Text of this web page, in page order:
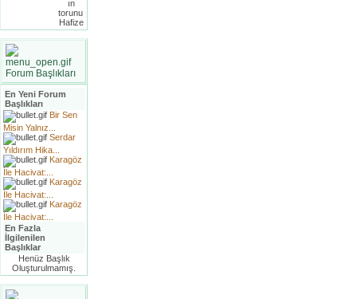
Forum Başlıkları
En Yeni Forum
Başlıkları
Bir Sen
Misin Yalnız...
Serdar
Yıldırım Hika...
Karagöz
İle Hacivat:...
Karagöz
İle Hacivat:...
Karagöz
İle Hacivat:...
En Fazla
İlgilenilen
Başlıklar
Henüz Başlık
Oluşturulmamış.